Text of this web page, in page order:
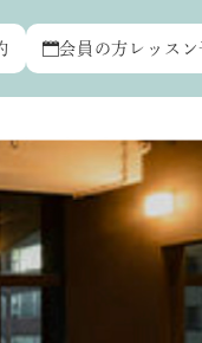
会員の方レッスン